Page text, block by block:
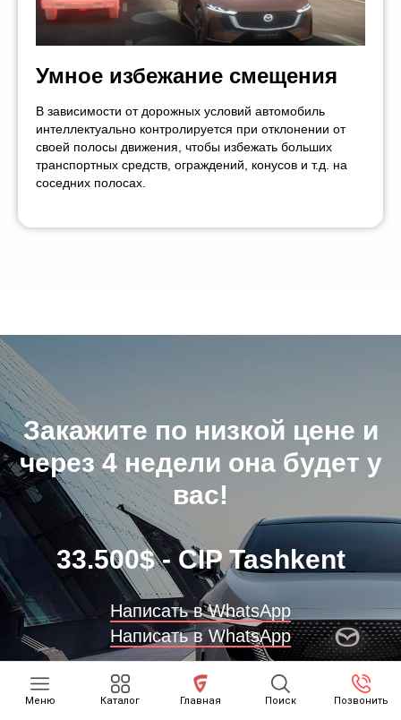
Меню Каталог Главная Поиск Позвонить
Умное избежание смещения
В зависимости от дорожных условий автомобиль
интеллектуально контролируется при отклонении от
своей полосы движения, чтобы избежать больших
транспортных средств, ограждений, конусов и т.д. на
соседних полосах.
Закажите по низкой цене и
через 4 недели она будет у
вас!
33.500$ - CIP Tashkent
Написать в WhatsApp
Написать в WhatsApp